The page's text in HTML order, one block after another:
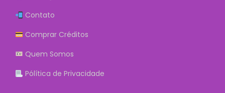
Contato
Comprar Créditos
Quem Somos
Pólítica de Privacidade